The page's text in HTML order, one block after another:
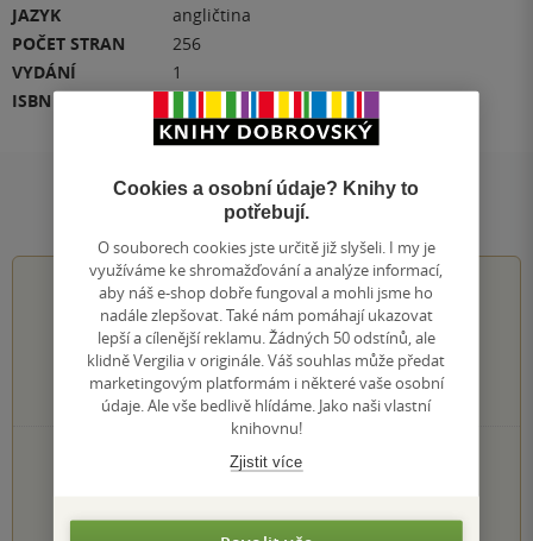
JAZYK
angličtina
POČET STRAN
256
VYDÁNÍ
1
ISBN
Hodnocení a recenze čtenářů
4.4z5
94hodnocení čtenářů
59×
5 hvězdiček
2 hvězdičky
Cookies a osobní údaje? Knihy to
potřebují.
O souborech cookies jste určitě již slyšeli. I my je
využíváme ke shromažďování a analýze informací,
aby náš e-shop dobře fungoval a mohli jsme ho
nadále zlepšovat. Také nám pomáhají ukazovat
lepší a cílenější reklamu. Žádných 50 odstínů, ale
klidně Vergilia v originále. Váš souhlas může předat
marketingovým platformám i některé vaše osobní
údaje. Ale vše bedlivě hlídáme. Jako naši vlastní
knihovnu!
Zjistit více